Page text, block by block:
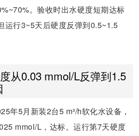
。验收时出水硬度短期达标
运行3~5天后硬度反弹到0.5~1.5
从0.03 mmol/L反弹到1.5
年5月新装2台5 m³/h软化水设备，
mmol/L，达标。运行第7天硬度